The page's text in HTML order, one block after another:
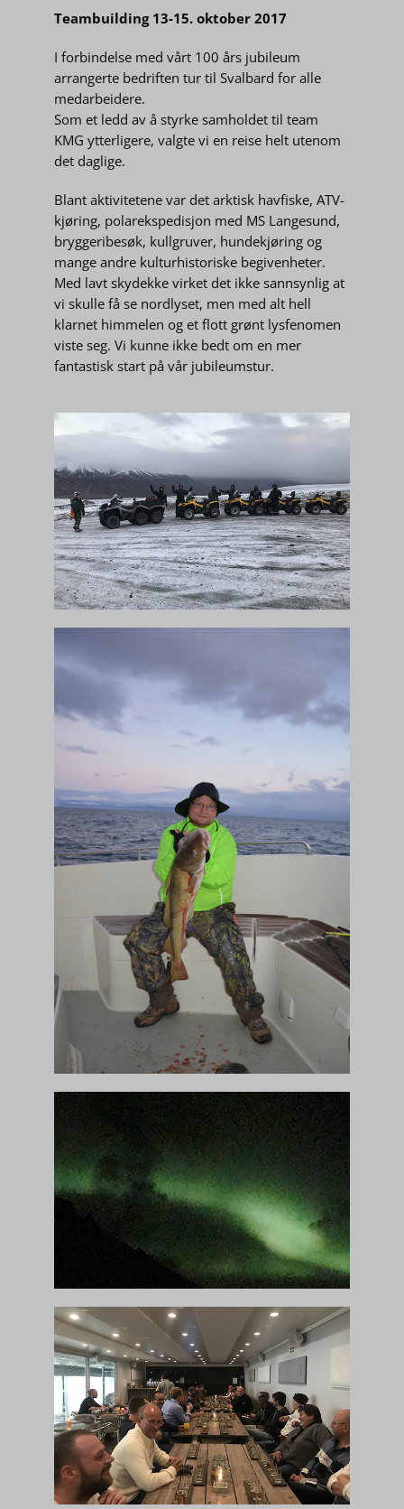
Teambuilding 13-15. oktober 2017
I forbindelse med vårt 100 års jubileum
arrangerte bedriften tur til Svalbard for alle
medarbeidere.
Som et ledd av å styrke samholdet til team
KMG ytterligere, valgte vi en reise helt utenom
det daglige.
Blant aktivitetene var det arktisk havfiske, ATV-
kjøring, polarekspedisjon med MS Langesund,
bryggeribesøk, kullgruver, hundekjøring og
mange andre kulturhistoriske begivenheter.
Med lavt skydekke virket det ikke sannsynlig at
vi skulle få se nordlyset, men med alt hell
klarnet himmelen og et flott grønt lysfenomen
viste seg. Vi kunne ikke bedt om en mer
fantastisk start på vår jubileumstur.